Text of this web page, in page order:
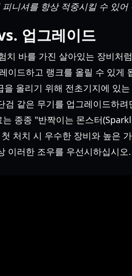
니셔를 항상 적중시킬 수 있어
업그레이드
치 바를 가진 살아있는 장비처
이드하고 랭크를 올릴 수 있게
올리기 위해 전초기지에 있
검 같은 무기를 업그레이드하
종종 "반짝이는 몬스터
처치 시 우수한 장비와 높은
이러한 조우를 우선시하십시오.